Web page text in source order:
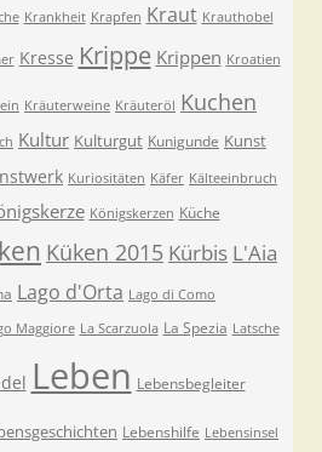
Krankheit Krapfen Kraut Krauthobel
Kresse Krippe Krippen Kroatien
Kräuterweine Kräuteröl Kuchen
Kultur Kulturgut Kunigunde Kunst
Kuriositäten Käfer Kälteeinbruch
Königskerzen Küche
Küken 2015 Kürbis L'Aia
Lago d'Orta Lago di Como
Maggiore La Scarzuola La Spezia Latsche
Leben Lebensbegleiter
Lebenshilfe Lebensinsel